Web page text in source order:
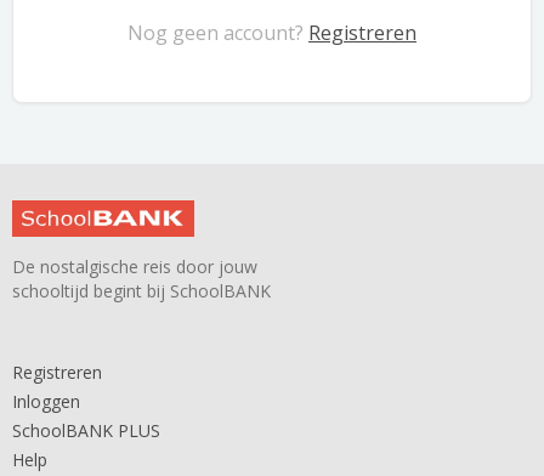
Nog geen account? Registreren
De nostalgische reis door jouw
schooltijd begint bij SchoolBANK
Registreren
Inloggen
SchoolBANK PLUS
Help